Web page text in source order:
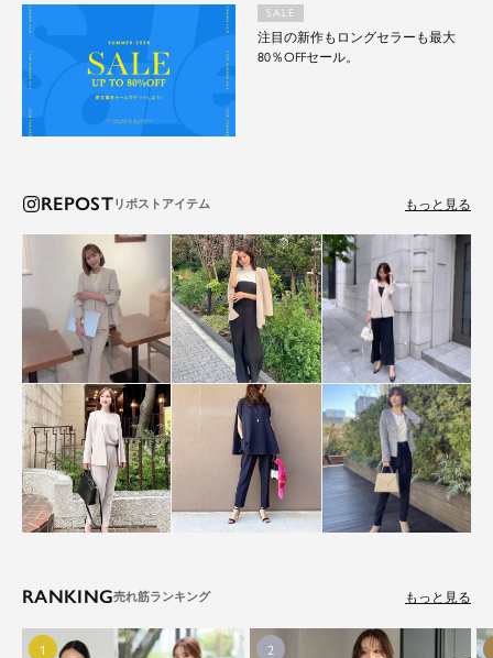
SALE
注目の新作もロングセラーも最大
80％OFFセール。
REPOST もっと見る
RANKING もっと見る